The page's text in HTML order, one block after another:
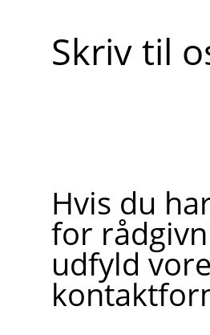
Skriv til
Hvis du
for
udfyld